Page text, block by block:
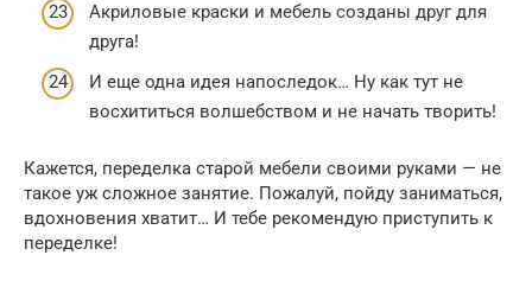
Акриловые краски и мебель созданы друг для
друга!
И еще одна идея напоследок… Ну как тут не
восхититься волшебством и не начать творить!
Кажется, переделка старой мебели своими руками — не
такое уж сложное занятие. Пожалуй, пойду заниматься,
вдохновения хватит… И тебе рекомендую приступить к
переделке!